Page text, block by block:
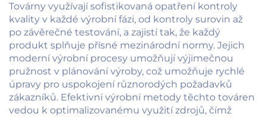
Továrny využívají sofistikovaná opatření kontroly
kvality v každé výrobní fázi, od kontroly surovin až
po závěrečné testování, a zajistí tak, že každý
produkt splňuje přísné mezinárodní normy. Jejich
moderní výrobní procesy umožňují výjimečnou
pružnost v plánování výroby, což umožňuje rychlé
úpravy pro uspokojení různorodých požadavků
zákazníků. Efektivní výrobní metody těchto továren
vedou k optimalizovanému využití zdrojů, čímž